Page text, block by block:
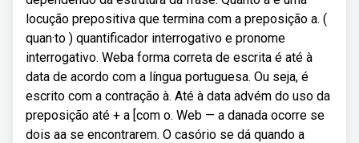
locução prepositiva que termina com a preposição a. (
quan·to ) quantificador interrogativo e pronome
interrogativo. Weba forma correta de escrita é até à
data de acordo com a língua portuguesa. Ou seja, é
escrito com a contração à. Até à data advém do uso da
preposição até + a [com o. Web — a danada ocorre se
dois aa se encontrarem. O casório se dá quando a